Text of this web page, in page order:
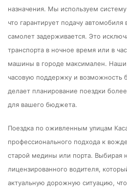
назначения. Мы используем
что гарантирует подачу
самолет задерживается. Это
транспорта в ночное время или в
машины в городе максимален. Наши
часовую поддержку и возможность
делает планирование поездки
для вашего бюджета.
Поездка по оживленным улицам
профессионального подхода к
старой медины или порта. Выбирая
лицензированного водителя,
актуальную дорожную ситуацию,